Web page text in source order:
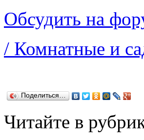
Обсудить на
/ Комнатные и
Поделиться…
Читайте в